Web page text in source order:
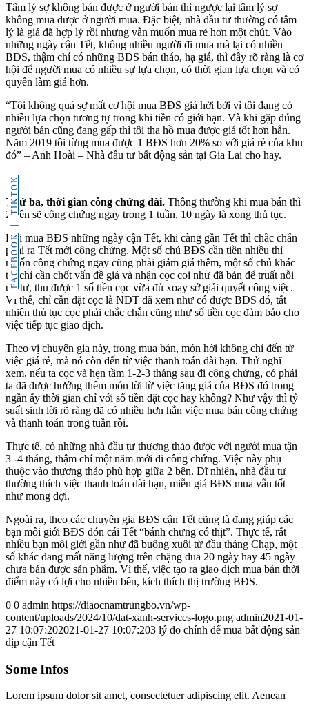
FACEBOOK
TIKTOK
Tâm lý sợ không bán được ở người bán thì ngược lại tâm lý sợ
không mua được ở người mua. Đặc biệt, nhà đầu tư thường có tâm
lý là giá đã hợp lý rồi nhưng vẫn muốn mua rẻ hơn một chút. Vào
những ngày cận Tết, không nhiều người đi mua mà lại có nhiều
BĐS, thậm chí có những BĐS bán tháo, hạ giá, thì đây rõ ràng là cơ
hội để người mua có nhiều sự lựa chọn, có thời gian lựa chọn và có
quyền làm giá hơn.
“Tôi không quá sợ mất cơ hội mua BĐS giá hời bởi vì tôi đang có
nhiều lựa chọn tương tự trong khi tiền có giới hạn. Và khi gặp đúng
người bán cũng đang gấp thì tôi tha hồ mua được giá tốt hơn hẳn.
Năm 2019 tôi từng mua được 1 BĐS hơn 20% so với giá rẻ của khu
đó” – Anh Hoài – Nhà đầu tư bất động sản tại Gia Lai cho hay.
Thứ ba, thời gian công chứng dài. Thông thường khi mua bán thì
2 bên sẽ công chứng ngay trong 1 tuần, 10 ngày là xong thủ tục.
Khi mua BĐS những ngày cận Tết, khi càng gần Tết thì chắc chắn
phải ra Tết mới công chứng. Một số chủ BĐS cần tiền nhiều thì
muốn công chứng ngay cũng phải giảm giá thêm, một số chủ khác
thì chỉ cần chốt vấn đề giá và nhận cọc coi như đã bán để truất nỗi
ưu tư, thu được 1 số tiền cọc vừa đủ xoay sở giải quyết công việc.
Vì thế, chỉ cần đặt cọc là NĐT đã xem như có được BĐS đó, tất
nhiên thủ tục cọc phải chắc chắn cũng như số tiền cọc đảm bảo cho
việc tiếp tục giao dịch.
Theo vị chuyên gia này, trong mua bán, món hời không chỉ đến từ
việc giá rẻ, mà nó còn đến từ việc thanh toán dài hạn. Thử nghĩ
xem, nếu ta cọc và hẹn tầm 1-2-3 tháng sau đi công chứng, có phải
ta đã được hưởng thêm món lời từ việc tăng giá của BĐS đó trong
ngần ấy thời gian chỉ với số tiền đặt cọc hay không? Như vậy thì tỷ
suất sinh lời rõ ràng đã có nhiều hơn hẳn việc mua bán công chứng
và thanh toán trong tuần rồi.
Thực tế, có những nhà đầu tư thương thảo được với người mua tận
3 -4 tháng, thậm chí một năm mới đi công chứng. Việc này phụ
thuộc vào thương thảo phù hợp giữa 2 bên. Dĩ nhiên, nhà đầu tư
thường thích việc thanh toán dài hạn, miễn giá BĐS mua vẫn tốt
như mong đợi.
Ngoài ra, theo các chuyên gia BĐS cận Tết cũng là đang giúp các
bạn môi giới BĐS đón cái Tết “bánh chưng có thịt”. Thực tế, rất
nhiều bạn môi giới gần như đã buông xuôi từ đầu tháng Chạp, một
số khác đang mất năng lượng trên chặng đua 20 ngày hay 45 ngày
chưa bán được sản phẩm. Vì thế, việc tạo ra giao dịch mua bán thời
điểm này có lợi cho nhiều bên, kích thích thị trường BĐS.
0 0 admin https://diaocnamtrungbo.vn/wp-
content/uploads/2024/10/dat-xanh-services-logo.png admin2021-01-
27 10:07:202021-01-27 10:07:203 lý do chính để mua bất động sản
dịp cận Tết
Some Infos
Lorem ipsum dolor sit amet, consectetuer adipiscing elit. Aenean